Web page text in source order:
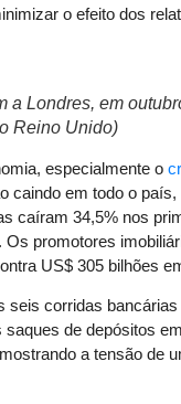
o efeito dos
Londres, em
Reino Unido)
especialmente o
em todo o
caíram 34,5% nos
promotores
US$ 305 bilhões
corridas
de depósitos
a tensão de